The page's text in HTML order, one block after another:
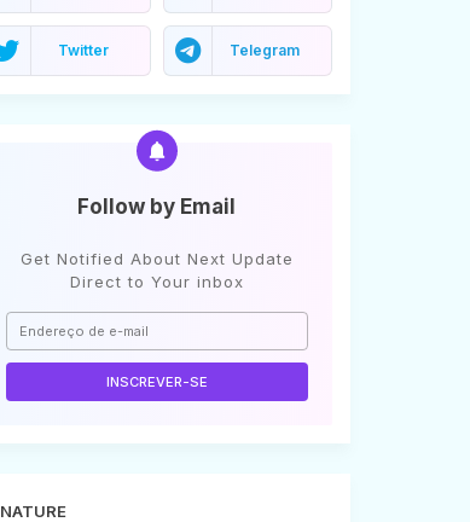
Twitter Telegram
Follow by Email
Get Notified About Next Update
Direct to Your inbox
NATURE